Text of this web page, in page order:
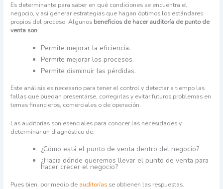
Es determinante para saber en qué condiciones se encuentra el
negocio, y así generar estrategias que hagan óptimos los estándares
propios del proceso. Algunos beneficios de hacer auditoría de punto de
venta son:
Permite mejorar la eficiencia.
Permite mejorar los procesos.
Permite disminuir las pérdidas.
Este análisis es necesario para tener el control y detectar a tiempo las
fallas que puedan presentarse, corregirlas y evitar futuros problemas en
temas financieros, comerciales o de operación.
Las auditorías son esenciales para conocer las necesidades y
determinar un diagnóstico de:
¿Cómo está el punto de venta dentro del negocio?
¿Hacia dónde queremos llevar el punto de venta para
hacer crecer el negocio?
Pues bien, por medio de auditorías se obtienen las respuestas.